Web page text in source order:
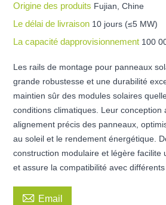
Origine des produits Fujian, Chine
Le délai de livraison 10 jours (≤5 MW)
La capacité dapprovisionnement 100
Les rails de montage pour panneaux
grande robustesse et une durabilité
maintien sûr des modules solaires
conditions climatiques. Leur conception
alignement précis des panneaux,
au soleil et le rendement énergétique.
construction modulaire et légère facilite
et assure la compatibilité avec
 Email